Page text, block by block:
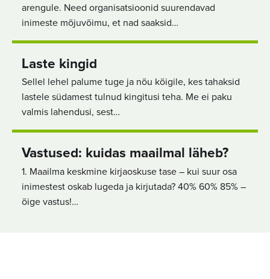
arengule. Need organisatsioonid suurendavad
inimeste mõjuvõimu, et nad saaksid…
Laste kingid
Sellel lehel palume tuge ja nõu kõigile, kes tahaksid
lastele südamest tulnud kingitusi teha. Me ei paku
valmis lahendusi, sest…
Vastused: kuidas maailmal läheb?
1. Maailma keskmine kirjaoskuse tase – kui suur osa
inimestest oskab lugeda ja kirjutada? 40% 60% 85% –
õige vastus!…